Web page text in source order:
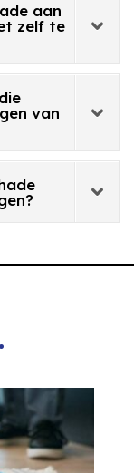
aan
zelf te
van